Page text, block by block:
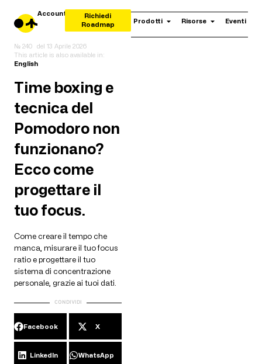
Prodotti Risorse Eventi
Account
Richiedi
Roadmap
№ 240 del 13 Aprile 2026
This article is also available in:
English
Time boxing e
tecnica del
Pomodoro non
funzionano?
Ecco come
progettare il
tuo focus.
Come creare il tempo che
manca, misurare il tuo focus
ratio e progettare il tuo
sistema di concentrazione
personale, grazie ai tuoi dati.
CONDIVIDI
Facebook X
LinkedIn WhatsApp